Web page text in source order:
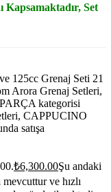
Kapsamaktadır, Set
125cc Grenaj Seti 21
Arora Grenaj Setleri,
kategorisi
CAPPUCINO
satışa
₺6,300.00Şu andaki
mevcuttur ve hızlı